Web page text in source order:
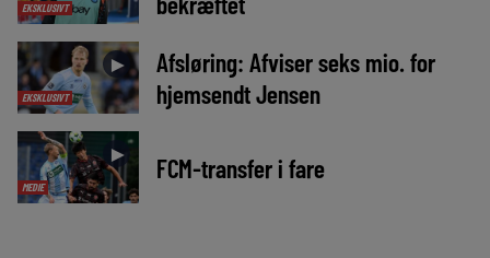
EKSKLUSIVT
EKSKLUSIVT
►
Afsløring: Afviser seks mio. for
hjemsendt Jensen
MEDIE
► FCM-transfer i fare